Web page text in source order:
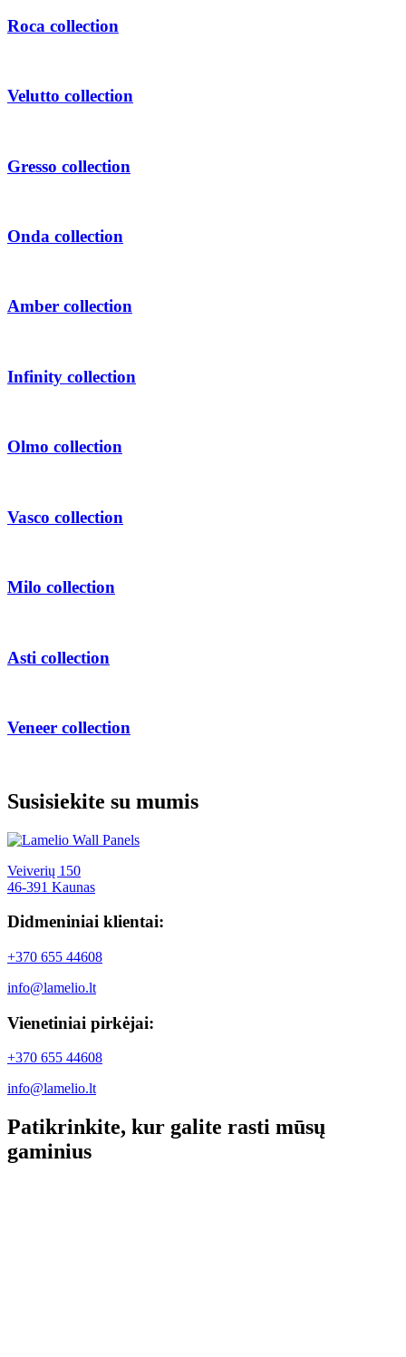
Roca collection
Velutto collection
Gresso collection
Onda collection
Amber collection
Infinity collection
Olmo collection
Vasco collection
Milo collection
Asti collection
Veneer collection
Susisiekite su mumis
Veiverių 150
46-391 Kaunas
Didmeniniai klientai:
+370 655 44608
info@lamelio.lt
Vienetiniai pirkėjai:
+370 655 44608
info@lamelio.lt
Patikrinkite, kur galite rasti mūsų
gaminius